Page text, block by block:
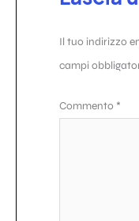
Il tuo indirizzo
campi
Commento *